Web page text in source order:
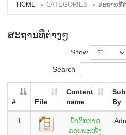
HOME CATEGORIES ສະຖານທີ່
ສະຖານທີ່ຕ່າງໆ
Show
Search:
# File
Content
name
By
1
ນ້ຳຕົກຕາດ
ຄອນພະເພັງ